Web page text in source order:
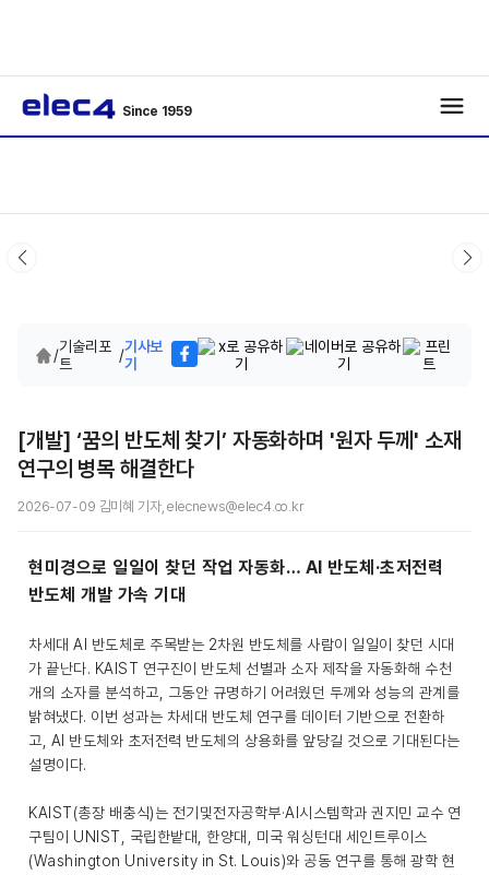
Since 1959
/기술리포
트
/기사보
기
[개발] ‘꿈의 반도체 찾기’ 자동화하며 '원자 두께' 소재
연구의 병목 해결한다
2026-07-09 김미혜 기자, elecnews@elec4.co.kr
현미경으로 일일이 찾던 작업 자동화… AI 반도체·초저전력
반도체 개발 가속 기대
차세대 AI 반도체로 주목받는 2차원 반도체를 사람이 일일이 찾던 시대
가 끝난다. KAIST 연구진이 반도체 선별과 소자 제작을 자동화해 수천
개의 소자를 분석하고, 그동안 규명하기 어려웠던 두께와 성능의 관계를
밝혀냈다. 이번 성과는 차세대 반도체 연구를 데이터 기반으로 전환하
고, AI 반도체와 초저전력 반도체의 상용화를 앞당길 것으로 기대된다는
설명이다.
KAIST(총장 배충식)는 전기및전자공학부·AI시스템학과 권지민 교수 연
구팀이 UNIST, 국립한밭대, 한양대, 미국 워싱턴대 세인트루이스
(Washington University in St. Louis)와 공동 연구를 통해 광학 현